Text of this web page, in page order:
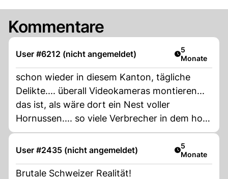
Kommentare
User #6212 (nicht angemeldet) Artikel
5
Monate
schon wieder in diesem Kanton, tägliche
Delikte.... überall Videokameras montieren...
das ist, als wäre dort ein Nest voller
Hornussen.... so viele Verbrecher in dem hot
spot!!!
User #2435 (nicht angemeldet) Artikel
5
Monate
Brutale Schweizer Realität!